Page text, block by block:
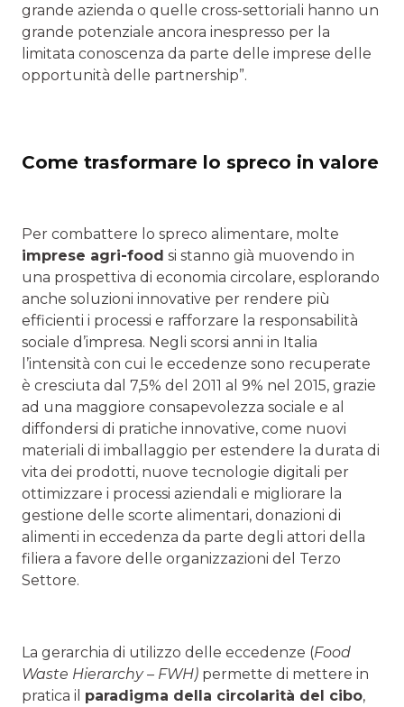
grande azienda o quelle cross-settoriali hanno un
grande potenziale ancora inespresso per la
limitata conoscenza da parte delle imprese delle
opportunità delle partnership”.
Come trasformare lo spreco in valore
Per combattere lo spreco alimentare, molte
imprese agri-food si stanno già muovendo in
una prospettiva di economia circolare, esplorando
anche soluzioni innovative per rendere più
efficienti i processi e rafforzare la responsabilità
sociale d’impresa. Negli scorsi anni in Italia
l’intensità con cui le eccedenze sono recuperate
è cresciuta dal 7,5% del 2011 al 9% nel 2015, grazie
ad una maggiore consapevolezza sociale e al
diffondersi di pratiche innovative, come nuovi
materiali di imballaggio per estendere la durata di
vita dei prodotti, nuove tecnologie digitali per
ottimizzare i processi aziendali e migliorare la
gestione delle scorte alimentari, donazioni di
alimenti in eccedenza da parte degli attori della
filiera a favore delle organizzazioni del Terzo
Settore.
La gerarchia di utilizzo delle eccedenze (Food
Waste Hierarchy – FWH) permette di mettere in
pratica il paradigma della circolarità del cibo,